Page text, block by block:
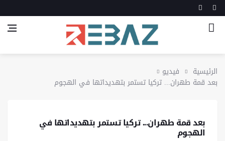
الرئيسية
فيديو
بعد قمة طهران... تركيا تستمر بتهديداتها في الهجوم
بعد قمة طهران... تركيا تستمر بتهديداتها في
الهجوم